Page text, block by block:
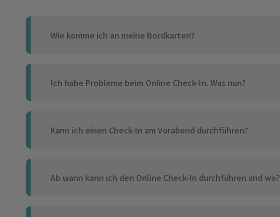
Wie komme ich an meine Bordkarten?
Ich habe Probleme beim Online Check-In. Was nun?
Kann ich einen Check-In am Vorabend durchführen?
Ab wann kann ich den Online Check-In durchführen und wo?